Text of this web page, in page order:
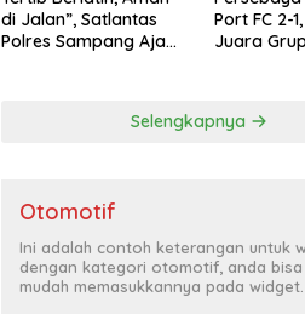
di Jalan”, Satlantas
Polres Sampang Ajak
Port FC 2-
Juara
Selengkapnya
Otomotif
Ini adalah contoh keterangan untuk
dengan kategori otomotif, anda bisa
mudah memasukkannya pada widget.